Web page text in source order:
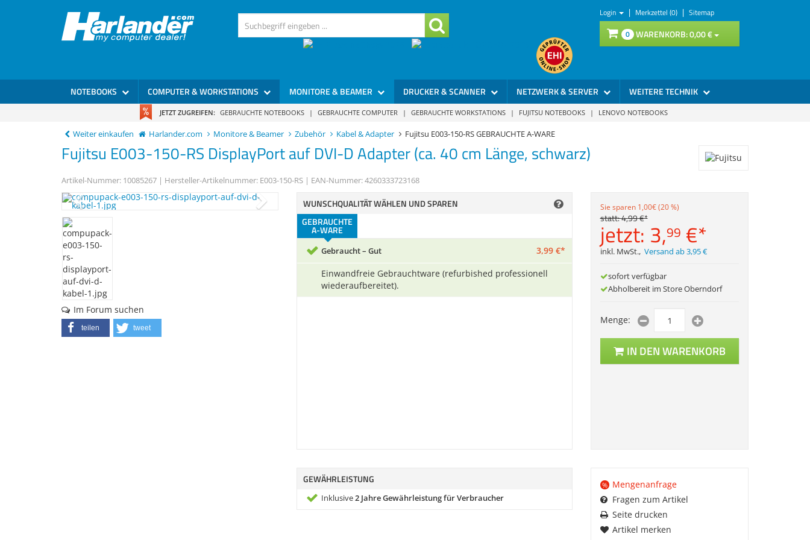
Login | Merkzettel (0) | Sitemap
0 WARENKORB:0,00€
NOTEBOOKS COMPUTER & WORKSTATIONS MONITORE & BEAMER DRUCKER & SCANNER NETZWERK & SERVER WEITERE TECHNIK
JETZT ZUGREIFEN: GEBRAUCHTE NOTEBOOKS | GEBRAUCHTE COMPUTER | GEBRAUCHTE WORKSTATIONS | FUJITSU NOTEBOOKS | LENOVO NOTEBOOKS
Weiter einkaufen Harlander.com Monitore & Beamer Zubehör Kabel & Adapter Fujitsu E003-150-RS GEBRAUCHTE A-WARE
Fujitsu E003-150-RS DisplayPort auf DVI-D Adapter (ca. 40 cm Länge, schwarz)
Artikel-Nummer: 10085267 | Hersteller-Artikelnummer: E003-150-RS | EAN-Nummer:4260333723168
Im Forum suchen
teilen tweet
WUNSCHQUALITÄT WÄHLEN UND SPAREN
GEBRAUCHTE
A-WARE
Gebraucht – Gut 3,99 €*
Einwandfreie Gebrauchtware (refurbished professionell
wiederaufbereitet).
GEWÄHRLEISTUNG
Inklusive2 Jahre Gewährleistung für Verbraucher
Sie sparen 1,00€ (20 %)
statt:4,99€*
jetzt: 3,99 €*
inkl. MwSt., Versand ab 3,95 €
sofort verfügbar
Abholbereit im Store Oberndorf
Menge:
IN DEN WARENKORB
%
Mengenanfrage
Fragen zum Artikel
Seite drucken
Artikel merken